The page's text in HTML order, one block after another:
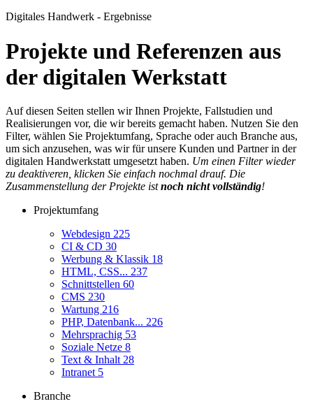
Digitales Handwerk - Ergebnisse
Projekte und Referenzen aus
der digitalen Werkstatt
Auf diesen Seiten stellen wir Ihnen Projekte, Fallstudien und
Realisierungen vor, die wir bereits gemacht haben. Nutzen Sie den
Filter, wählen Sie Projektumfang, Sprache oder auch Branche aus,
um sich anzusehen, was wir für unsere Kunden und Partner in der
digitalen Handwerkstatt umgesetzt haben. Um einen Filter wieder
zu deaktiveren, klicken Sie einfach nochmal drauf. Die
Zusammenstellung der Projekte istnoch nicht vollständig!
Projektumfang
Webdesign 225
CI & CD 30
Werbung & Klassik 18
HTML, CSS... 237
Schnittstellen 60
CMS 230
Wartung 216
PHP, Datenbank... 226
Mehrsprachig 53
Soziale Netze 8
Text & Inhalt 28
Intranet 5
Branche